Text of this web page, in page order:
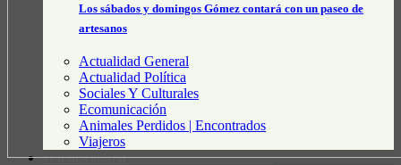
Los sábados y domingos Gómez contará con un paseo de
artesanos
Actualidad General
Actualidad Política
Sociales Y Culturales
Ecomunicación
Animales Perdidos | Encontrados
Viajeros
RESUMEN DIGITAL